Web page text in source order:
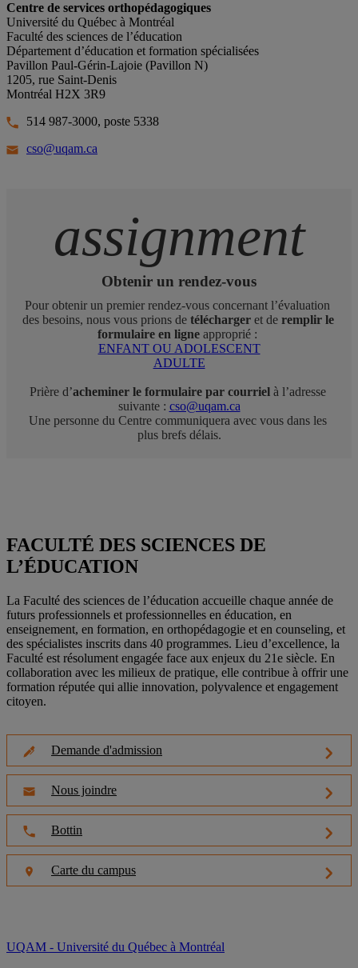
Centre de services orthopédagogiques
Université du Québec à Montréal
Faculté des sciences de l’éducation
Département d’éducation et formation spécialisées
Pavillon Paul-Gérin-Lajoie (Pavillon N)
1205, rue Saint-Denis
Montréal H2X 3R9
514 987-3000, poste 5338
cso@uqam.ca
assignment
Obtenir un rendez-vous
Pour obtenir un premier rendez-vous concernant l’évaluation
des besoins, nous vous prions de télécharger et de remplir le
formulaire en ligne approprié :
ENFANT OU ADOLESCENT
ADULTE
Prière d’acheminer le formulaire par courriel à l’adresse
suivante : cso@uqam.ca
Une personne du Centre communiquera avec vous dans les
plus brefs délais.
FACULTÉ DES SCIENCES DE
L’ÉDUCATION
La Faculté des sciences de l’éducation accueille chaque année de
futurs professionnels et professionnelles en éducation, en
enseignement, en formation, en orthopédagogie et en counseling, et
des spécialistes inscrits dans 40 programmes. Lieu d’excellence, la
Faculté est résolument engagée face aux enjeux du 21e siècle. En
collaboration avec les milieux de pratique, elle contribue à offrir une
formation réputée qui allie innovation, polyvalence et engagement
citoyen.
Demande d'admission
Nous joindre
Bottin
Carte du campus
UQAM - Université du Québec à Montréal